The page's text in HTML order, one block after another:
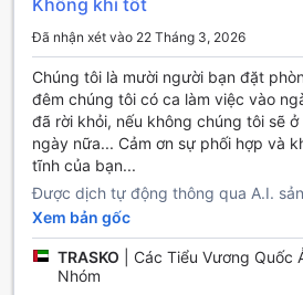
khách trong mọi vấn đề liên quan
phí tại các khu vực công cộng và
giúp du khách kết nối và làm việc dễ
cũng có khu vực cấm hút thuốc để
trong lành cho tất cả khách hàng.
nhận phòng/nhận phòng nhanh, giữ
phòng hàng ngày đảm bảo sự thuận
gian cho du khách.
Tiện ích vận chuyển tại Abar Hotel
Abar Hotel Apartments tọa lạc tại
Quốc Ả Rập Thống nhất, và cung
Đã nhận xét vào 22 Tháng 3, 2026
Chúng tôi là mười người bạn đặt
đêm chúng tôi có ca làm việc vào
đã rời khỏi, nếu không chúng tôi sẽ
ngày nữa... Cảm ơn sự phối hợp và
tĩnh của bạn...
Được dịch tự động thông qua A.I.
Xem bản gốc
TRASKO
Các Tiểu Vương Quốc
Nhóm